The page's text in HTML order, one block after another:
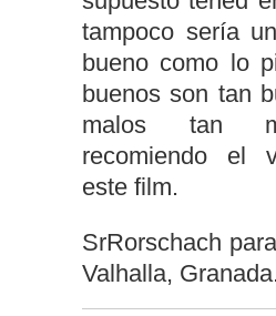
tampoco sería
bueno como lo
buenos son tan
malos tan
recomiendo el
este film.
SrRorschach
Valhalla, Granada.